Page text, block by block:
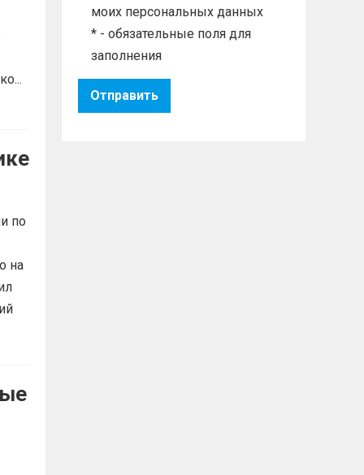
по
на
моих персональных данных
* - обязательные поля для
заполнения